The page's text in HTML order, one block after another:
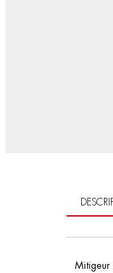
Mitigeur